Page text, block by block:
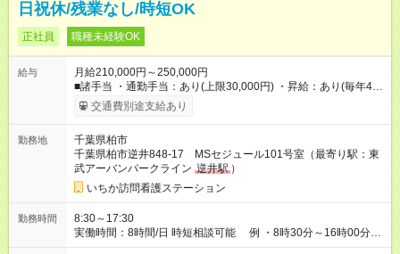
日祝休/残業なし/時短OK
正社員 職種未経験OK
給与
月給210,000円～250,000円
■諸手当 ・通勤手当：あり(上限30,000円) ・昇給：あり(毎年4
月) ・賞与：あり(事業所毎の業績で変動。7月・12月の2回) ・残
業代支給 【試用期間】試用期間あり 試用期間の長さ：6ヶ月
形態：中途採用（契約社員） 給与：月給 203,000円 ～ 242,000
円
交通費別途支給あり
勤務地
千葉県柏市
千葉県柏市逆井848-17 MSセジュール101号室（最寄り駅：東
武アーバンパークライン 逆井駅 ）
いちか訪問看護ステーション
勤務時間
8:30～17:30
実働時間：8時間/日 時短相談可能 例 ・8時30分～16時00分
60分休憩あり ・9時00分～16時00分 60分休憩あり ■残業時間